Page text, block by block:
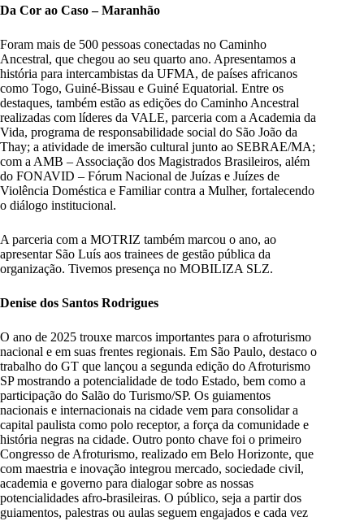
Da Cor ao Caso – Maranhão
Foram mais de 500 pessoas conectadas no Caminho
Ancestral, que chegou ao seu quarto ano. Apresentamos a
história para intercambistas da UFMA, de países africanos
como Togo, Guiné-Bissau e Guiné Equatorial. Entre os
destaques, também estão as edições do Caminho Ancestral
realizadas com líderes da VALE, parceria com a Academia da
Vida, programa de responsabilidade social do São João da
Thay; a atividade de imersão cultural junto ao SEBRAE/MA;
com a AMB – Associação dos Magistrados Brasileiros, além
do FONAVID – Fórum Nacional de Juízas e Juízes de
Violência Doméstica e Familiar contra a Mulher, fortalecendo
o diálogo institucional.
A parceria com a MOTRIZ também marcou o ano, ao
apresentar São Luís aos trainees de gestão pública da
organização. Tivemos presença no MOBILIZA SLZ.
Denise dos Santos Rodrigues
O ano de 2025 trouxe marcos importantes para o afroturismo
nacional e em suas frentes regionais. Em São Paulo, destaco o
trabalho do GT que lançou a segunda edição do Afroturismo
SP mostrando a potencialidade de todo Estado, bem como a
participação do Salão do Turismo/SP. Os guiamentos
nacionais e internacionais na cidade vem para consolidar a
capital paulista como polo receptor, a força da comunidade e
história negras na cidade. Outro ponto chave foi o primeiro
Congresso de Afroturismo, realizado em Belo Horizonte, que
com maestria e inovação integrou mercado, sociedade civil,
academia e governo para dialogar sobre as nossas
potencialidades afro-brasileiras. O público, seja a partir dos
guiamentos, palestras ou aulas seguem engajados e cada vez